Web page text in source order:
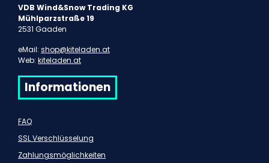
VDB Wind&Snow Trading KG
Mühlparzstraße 19
2531 Gaaden
eMail: shop@kiteladen.at
Web: kiteladen.at
Informationen
FAQ
SSL Verschlüsselung
Zahlungsmöglichkeiten